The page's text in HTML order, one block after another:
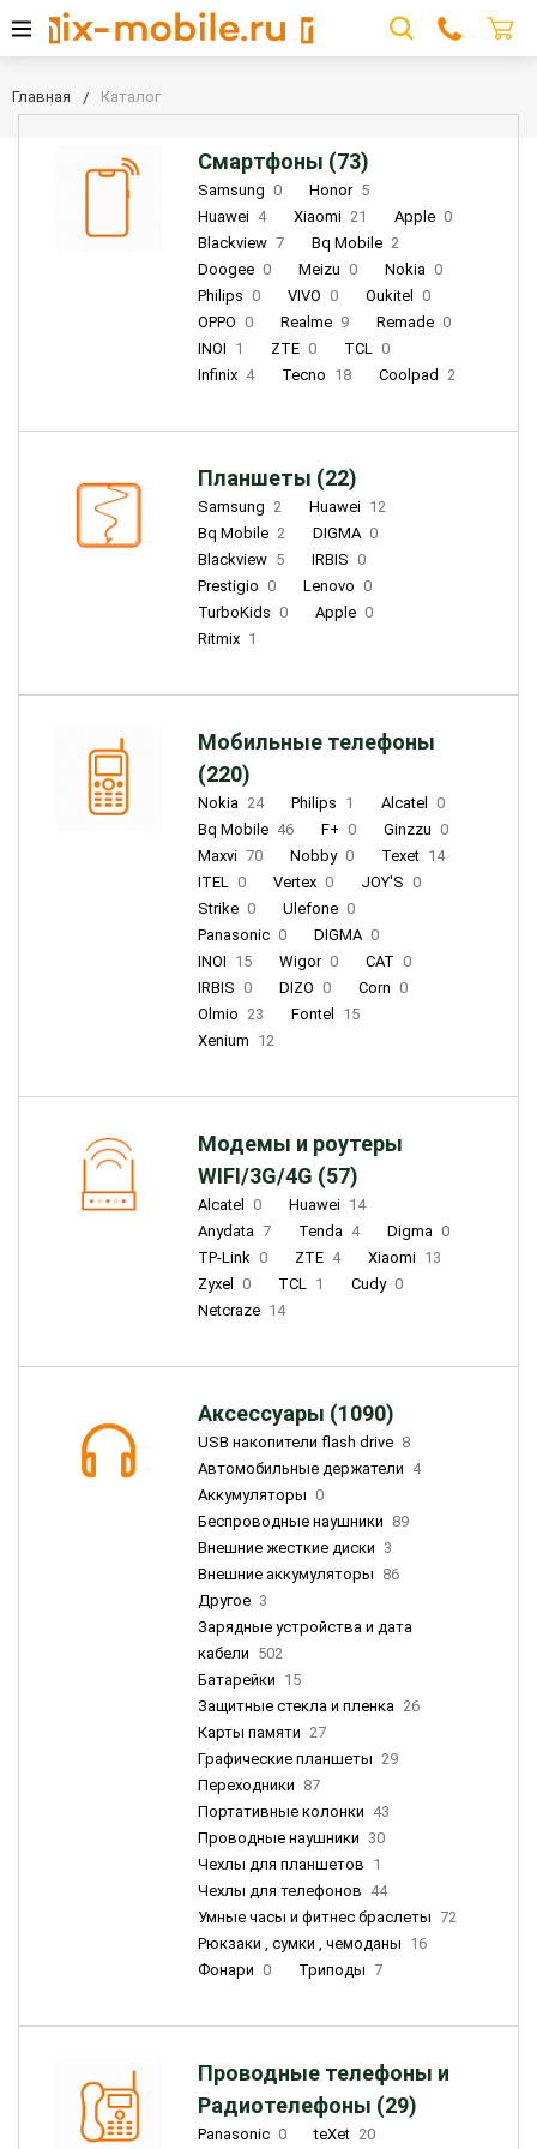
Главная Каталог
Смартфоны (73)
Samsung 0 Honor 5
Huawei 4 Xiaomi 21 Apple 0
Blackview 7 Bq Mobile 2
Doogee 0 Meizu 0 Nokia 0
Philips 0 VIVO 0 Oukitel
0
OPPO 0 Realme 9 Remade 0
INOI 1 ZTE 0 TCL 0
Infinix 4 Tecno 18 Coolpad 2
Планшеты (22)
Samsung 2 Huawei 12
Bq Mobile 2 DIGMA 0
Blackview 5 IRBIS 0
Prestigio 0 Lenovo 0
TurboKids 0 Apple 0
Ritmix 1
Мобильные телефоны
(220)
Nokia 24 Philips 1 Alcatel
0
Bq Mobile 46 F+ 0 Ginzzu 0
Maxvi 70 Nobby 0 Texet 14
ITEL 0 Vertex 0 JOY'S 0
Strike 0 Ulefone 0
Panasonic 0 DIGMA 0
INOI 15 Wigor 0 CAT 0
IRBIS 0 DIZO 0 Corn 0
Olmio 23 Fontel
15
Xenium 12
Модемы и роутеры
WIFI/3G/4G (57)
Alcatel 0 Huawei 14
Anydata 7 Tenda 4 Digma 0
TP-Link 0 ZTE 4 Xiaomi 13
Zyxel
0 TCL 1 Cudy 0
Netcraze 14
Аксессуары (1090)
USB накопители flash drive 8
Автомобильные держатели 4
Аккумуляторы 0
Беспроводные наушники 89
Внешние жесткие диски 3
Внешние аккумуляторы 86
Другое 3
Зарядные устройства и дата
кабели 502
Батарейки 15
Защитные стекла и пленка 26
Карты памяти 27
Графические планшеты 29
Переходники 87
Портативные колонки 43
Проводные наушники 30
Чехлы для планшетов 1
Чехлы для телефонов 44
Умные часы и фитнес браслеты 72
Рюкзаки , сумки , чемоданы 16
Фонари 0 Триподы 7
Проводные телефоны и
Радиотелефоны (29)
Panasonic 0 teXet 20